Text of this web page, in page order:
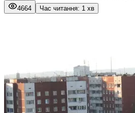
4664 Час читання: 1 хв